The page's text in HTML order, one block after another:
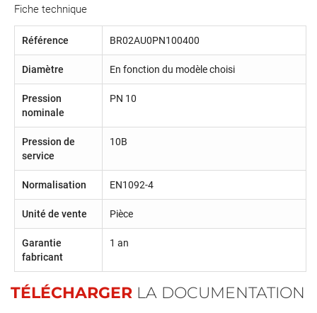
Fiche technique
Référence BR02AU0PN100400
Diamètre En fonction du modèle choisi
Pression
nominale
PN 10
Pression de
service
10B
Normalisation EN1092-4
Unité de vente Pièce
Garantie
fabricant
1 an
TÉLÉCHARGER LA DOCUMENTATION